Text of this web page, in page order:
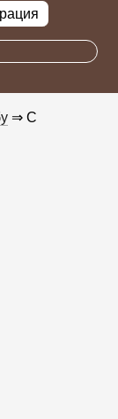
⇒ С